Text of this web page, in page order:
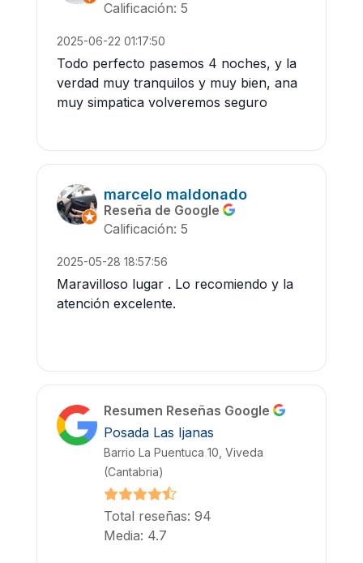
Calificación: 5
2025-06-22 01:17:50
Todo perfecto pasemos 4 noches, y la
verdad muy tranquilos y muy bien, ana
muy simpatica volveremos seguro
marcelo maldonado
Reseña de Google
Calificación: 5
2025-05-28 18:57:56
Maravilloso lugar . Lo recomiendo y la
atención excelente.
Resumen Reseñas Google
Posada Las Ijanas
Barrio La Puentuca 10, Viveda
(Cantabria)
Total reseñas: 94
Media: 4.7